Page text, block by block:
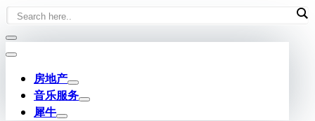
Skip
content
房地产
音乐服务
犀牛